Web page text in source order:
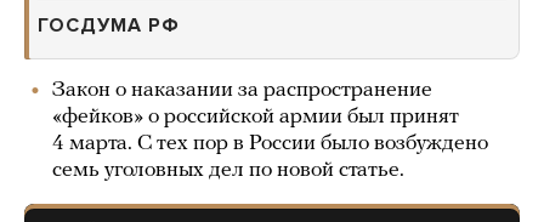
ГОСДУМА РФ
Закон о наказании за распространение
«фейков» о российской армии был принят
4 марта. С тех пор в России было возбуждено
семь уголовных дел по новой статье.